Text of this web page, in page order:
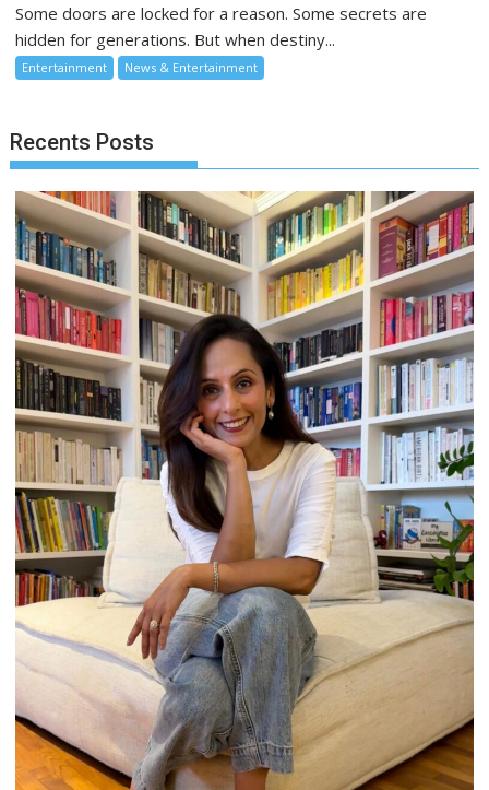
Some doors are locked for a reason. Some secrets are
hidden for generations. But when destiny...
Entertainment News & Entertainment
Recents Posts